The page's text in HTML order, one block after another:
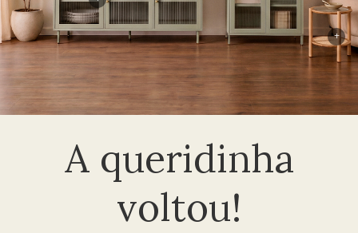
A queridinha
voltou!
+